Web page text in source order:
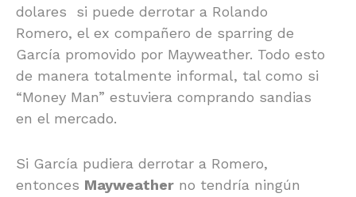
dolares si puede derrotar a Rolando
Romero, el ex compañero de sparring de
García promovido por Mayweather. Todo esto
de manera totalmente informal, tal como si
“Money Man” estuviera comprando sandias
en el mercado.
Si García pudiera derrotar a Romero,
entonces Mayweather no tendría ningún